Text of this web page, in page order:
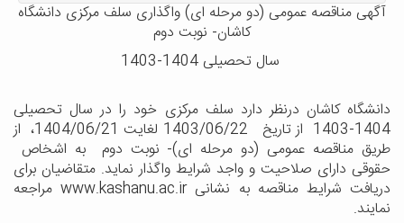
آگهی مناقصه عمومی (دو مرحله ای) واگذاری سلف مرکزی دانشگاه
کاشان- نوبت دوم
سال تحصیلی 1404-1403
دانشگاه کاشان درنظر دارد سلف مرکزی خود را در سال تحصیلی
1404-1403 از تاریخ 1403/06/22 لغایت 1404/06/21، از
طریق مناقصه عمومی (دو مرحله ای)- نوبت دوم به اشخاص
حقوقی دارای صلاحیت و واجد شرایط واگذار نماید. متقاضیان برای
دریافت شرایط مناقصه به نشانی www.kashanu.ac.ir مراجعه
نمایند.